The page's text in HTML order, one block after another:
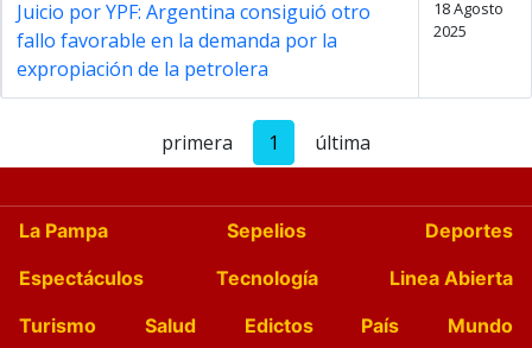
Juicio por YPF: Argentina consiguió otro
fallo favorable en la demanda por la
expropiación de la petrolera
18 Agosto
2025
primera 1 última
La Pampa Sepelios
Deportes
Espectáculos
Tecnología
Linea Abierta
Turismo
Salud Edictos País
Mundo